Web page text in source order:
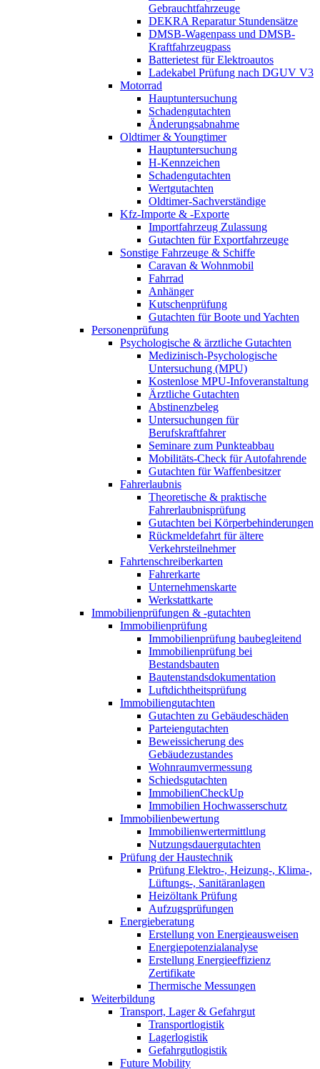
Gebrauchtfahrzeuge
DEKRA Reparatur Stundensätze
DMSB-Wagenpass und DMSB-
Kraftfahrzeugpass
Batterietest für Elektroautos
Ladekabel Prüfung nach DGUV V3
Motorrad
Hauptuntersuchung
Schadengutachten
Änderungsabnahme
Oldtimer & Youngtimer
Hauptuntersuchung
H-Kennzeichen
Schadengutachten
Wertgutachten
Oldtimer-Sachverständige
Kfz-Importe & -Exporte
Importfahrzeug Zulassung
Gutachten für Exportfahrzeuge
Sonstige Fahrzeuge & Schiffe
Caravan & Wohnmobil
Fahrrad
Anhänger
Kutschenprüfung
Gutachten für Boote und Yachten
Personenprüfung
Psychologische & ärztliche Gutachten
Medizinisch-Psychologische
Untersuchung (MPU)
Kostenlose MPU-Infoveranstaltung
Ärztliche Gutachten
Abstinenzbeleg
Untersuchungen für
Berufskraftfahrer
Seminare zum Punkteabbau
Mobilitäts-Check für Autofahrende
Gutachten für Waffenbesitzer
Fahrerlaubnis
Theoretische & praktische
Fahrerlaubnisprüfung
Gutachten bei Körperbehinderungen
Rückmeldefahrt für ältere
Verkehrsteilnehmer
Fahrtenschreiberkarten
Fahrerkarte
Unternehmenskarte
Werkstattkarte
Immobilienprüfungen & -gutachten
Immobilienprüfung
Immobilienprüfung baubegleitend
Immobilienprüfung bei
Bestandsbauten
Bautenstandsdokumentation
Luftdichtheitsprüfung
Immobiliengutachten
Gutachten zu Gebäudeschäden
Parteiengutachten
Beweissicherung des
Gebäudezustandes
Wohnraumvermessung
Schiedsgutachten
ImmobilienCheckUp
Immobilien Hochwasserschutz
Immobilienbewertung
Immobilienwertermittlung
Nutzungsdauergutachten
Prüfung der Haustechnik
Prüfung Elektro-, Heizung-, Klima-,
Lüftungs-, Sanitäranlagen
Heizöltank Prüfung
Aufzugsprüfungen
Energieberatung
Erstellung von Energieausweisen
Energiepotenzialanalyse
Erstellung Energieeffizienz
Zertifikate
Thermische Messungen
Weiterbildung
Transport, Lager & Gefahrgut
Transportlogistik
Lagerlogistik
Gefahrgutlogistik
Future Mobility